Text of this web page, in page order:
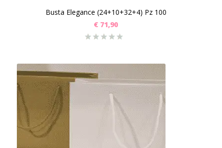
Busta Elegance (24+10+32+4) Pz 100
€ 71,90